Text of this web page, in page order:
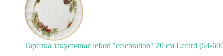
Тарелка закусочная lefard "celebration" 20 см Lefard (54-